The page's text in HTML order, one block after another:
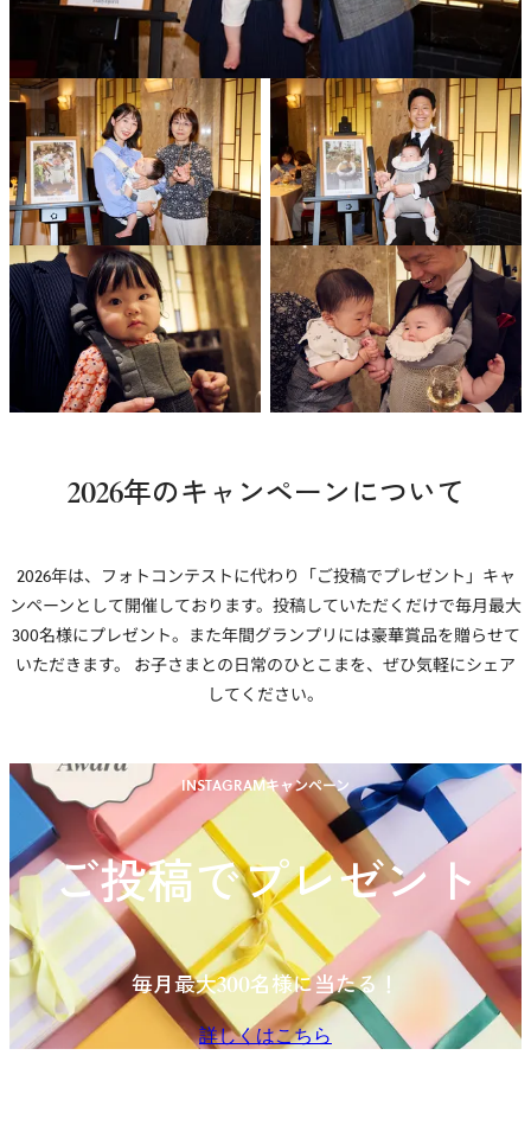
2026年のキャンペーンについて
2026年は、フォトコンテストに代わり「ご投稿でプレゼント」キャ
ンペーンとして開催しております。投稿していただくだけで毎月最大
300名様にプレゼント。また年間グランプリには豪華賞品を贈らせて
いただきます。 お子さまとの日常のひとこまを、ぜひ気軽にシェア
してください。
INSTAGRAMキャンペーン
ご投稿でプレゼント
毎月最大300名様に当たる！
詳しくはこちら